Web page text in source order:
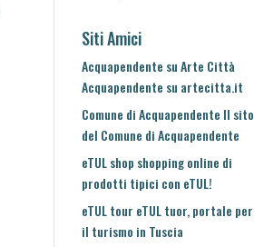
Siti Amici
Acquapendente su Arte Città
Acquapendente su artecitta.it
Comune di Acquapendente Il sito
del Comune di Acquapendente
eTUL shop shopping online di
prodotti tipici con eTUL!
eTUL tour eTUL tuor, portale per
il turismo in Tuscia